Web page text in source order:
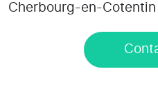
Cherbourg-en-Cotentin